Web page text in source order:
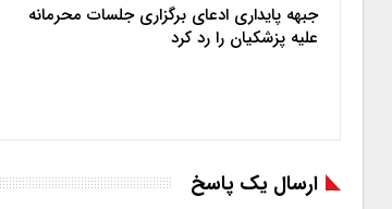
جبهه پایداری ادعای برگزاری جلسات محرمانه
علیه پزشکیان را رد کرد
ارسال یک پاسخ